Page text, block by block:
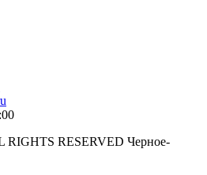
RESERVED Черное-